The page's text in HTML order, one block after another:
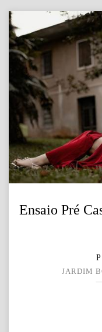
Ensaio Pré
JARDIM